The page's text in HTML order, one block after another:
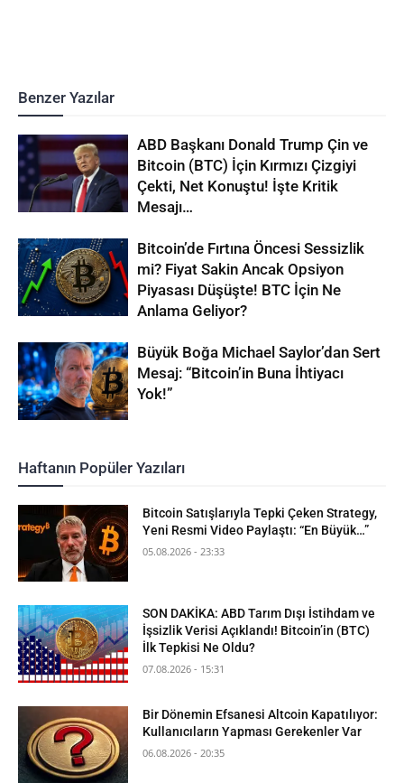
Benzer Yazılar
ABD Başkanı Donald Trump Çin ve
Bitcoin (BTC) İçin Kırmızı Çizgiyi
Çekti, Net Konuştu! İşte Kritik
Mesajı…
Bitcoin’de Fırtına Öncesi Sessizlik
mi? Fiyat Sakin Ancak Opsiyon
Piyasası Düşüşte! BTC İçin Ne
Anlama Geliyor?
Büyük Boğa Michael Saylor’dan Sert
Mesaj: “Bitcoin’in Buna İhtiyacı
Yok!”
Haftanın Popüler Yazıları
Bitcoin Satışlarıyla Tepki Çeken Strategy,
Yeni Resmi Video Paylaştı: “En Büyük…”
05.08.2026 - 23:33
SON DAKİKA: ABD Tarım Dışı İstihdam ve
İşsizlik Verisi Açıklandı! Bitcoin’in (BTC)
İlk Tepkisi Ne Oldu?
07.08.2026 - 15:31
Bir Dönemin Efsanesi Altcoin Kapatılıyor:
Kullanıcıların Yapması Gerekenler Var
06.08.2026 - 20:35